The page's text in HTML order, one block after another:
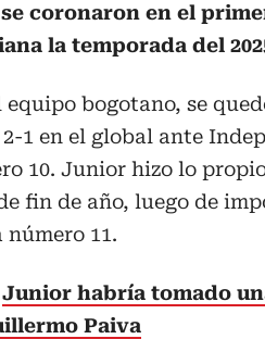
coronaron en el
la temporada del
equipo bogotano, se
1 en el global ante
10. Junior hizo lo
fin de año, luego de
número 11.
Junior habría tomado
Paiva